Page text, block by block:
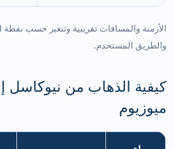
الأزمنة والمسافات تقريبية وتتغير حسب نقطة
والطريق المستخدم.
كيفية الذهاب من نيوكاسل
ميوزيوم